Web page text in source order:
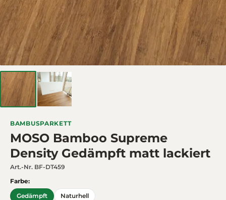
BAMBUSPARKETT
MOSO Bamboo Supreme
Density Gedämpft matt lackiert
Art.-Nr. BF-DT459
Farbe:
Gedämpft
Naturhell